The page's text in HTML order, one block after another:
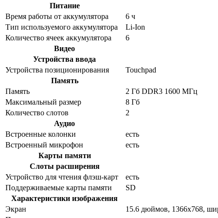
Питание
Время работы от аккумулятора
6 ч
Тип используемого аккумулятора
Li-Ion
Количество ячеек аккумулятора
6
Видео
Устройства ввода
Устройства позиционирования
Touchpad
Память
Память
2 Гб DDR3 1600 МГц
Максимальный размер
8 Гб
Количество слотов
2
Аудио
Встроенные колонки
есть
Встроенный микрофон
есть
Карты памяти
Слоты расширения
Устройство для чтения флэш-карт
есть
Поддерживаемые карты памяти
SD
Характеристики изображения
Экран
15.6 дюймов, 1366x768,